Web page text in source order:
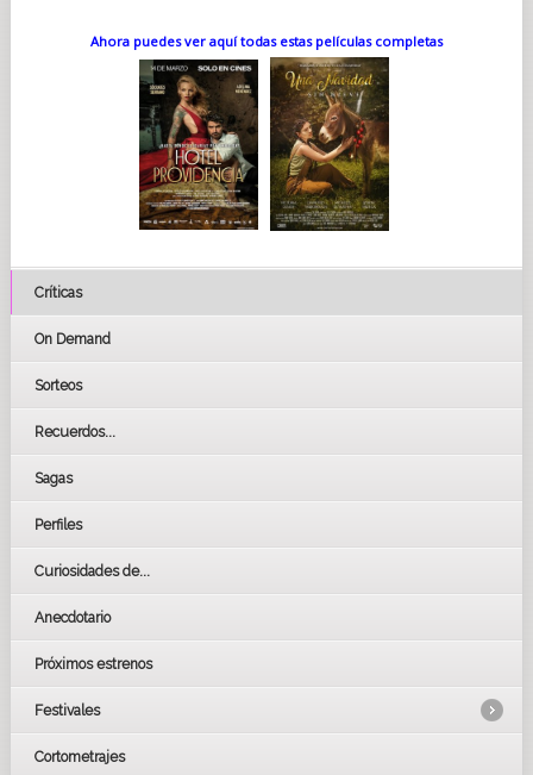
Ahora puedes ver aquí todas estas películas completas
Críticas
On Demand
Sorteos
Recuerdos...
Sagas
Perfiles
Curiosidades de...
Anecdotario
Próximos estrenos
Festivales
LOS OSCARS
Cortometrajes